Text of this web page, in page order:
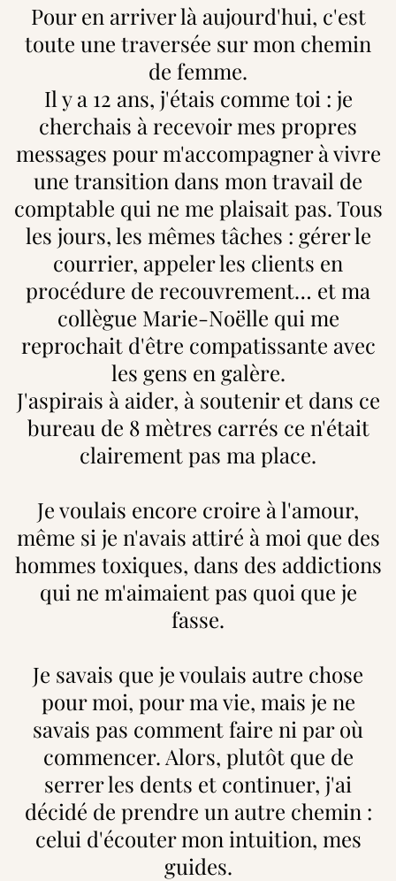
Pour en arriver là aujourd'hui, c'est
toute une traversée sur mon chemin
de femme.
Il y a 12 ans, j'étais comme toi : je
cherchais à recevoir mes propres
messages pour m'accompagner à vivre
une transition dans mon travail de
comptable qui ne me plaisait pas. Tous
les jours, les mêmes tâches : gérer le
courrier, appeler les clients en
procédure de recouvrement… et ma
collègue Marie-Noëlle qui me
reprochait d'être compatissante avec
les gens en galère.
J'aspirais à aider, à soutenir et dans ce
bureau de 8 mètres carrés ce n'était
clairement pas ma place.
Je voulais encore croire à l'amour,
même si je n'avais attiré à moi que des
hommes toxiques, dans des addictions
qui ne m'aimaient pas quoi que je
fasse.
Je savais que je voulais autre chose
pour moi, pour ma vie, mais je ne
savais pas comment faire ni par où
commencer. Alors, plutôt que de
serrer les dents et continuer, j'ai
décidé de prendre un autre chemin :
celui d'écouter mon intuition, mes
guides.